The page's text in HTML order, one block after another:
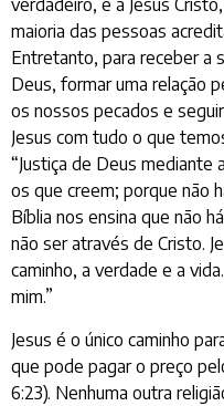
verdadeiro, e a Jesus
maioria das pessoas
Entretanto, para receber a
Deus, formar uma relação
os nossos pecados e
Jesus com tudo o que
“Justiça de Deus mediante
os que creem; porque não
Bíblia nos ensina que não
não ser através de Cristo.
caminho, a verdade e a
mim.”
Jesus é o único caminho
que pode pagar o preço
6:23). Nenhuma outra